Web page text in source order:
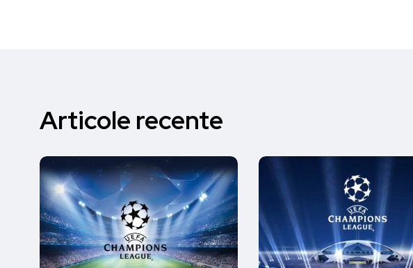
Articole recente